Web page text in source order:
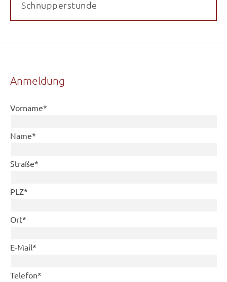
Schnupperstunde
Anmeldung
Pflichtfeld
Vorname*
Pflichtfeld
Name*
Pflichtfeld
Straße*
Pflichtfeld
PLZ*
Pflichtfeld
Ort*
Pflichtfeld
E-Mail*
Pflichtfeld
Telefon*